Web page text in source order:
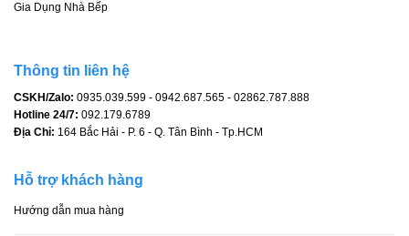
ổ sim blackberry
Gia Dụng Nhà Bếp
Thông tin liên hệ
CSKH/Zalo: 0935.039.599 - 0942.687.565 - 02862.787.888
Hotline 24/7: 092.179.6789
Địa Chỉ: 164 Bắc Hải - P. 6 - Q. Tân Bình - Tp.HCM
Hỗ trợ khách hàng
Hướng dẫn mua hàng